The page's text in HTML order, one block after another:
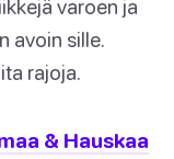
varoen ja
avoin sille.
rajoja.
& Hauskaa